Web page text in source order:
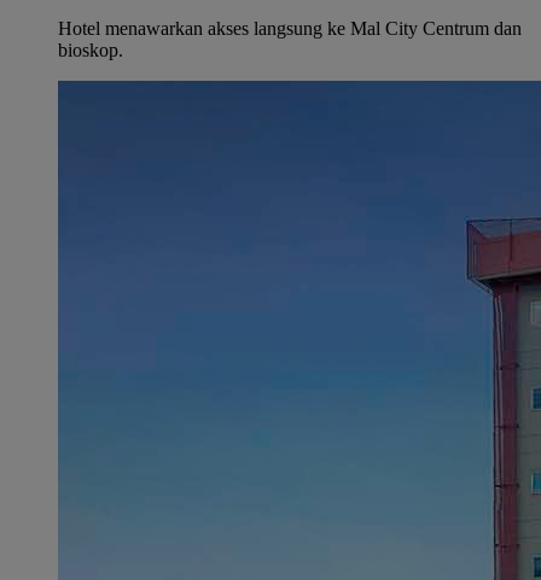
Hotel menawarkan akses langsung ke Mal City Centrum dan
bioskop.